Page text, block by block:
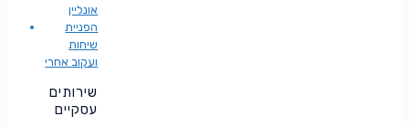
אונליין
הפניית
שיחות
ועקוב אחרי
שירותים
עסקיים